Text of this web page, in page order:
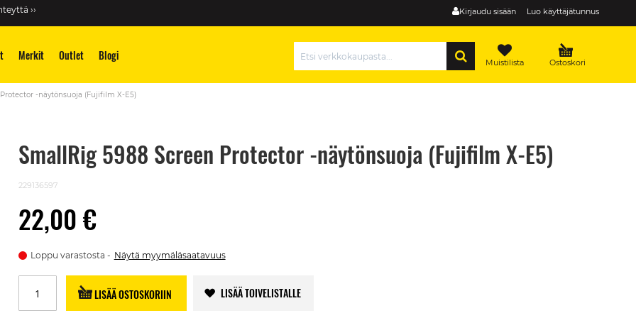
Kirjaudu sisään Luo käyttäjätunnus
››
Merkit Outlet Blogi Ostoskori
Muistilista
-näytönsuoja (Fujifilm X-E5)
SmallRig 5988 Screen Protector -näytönsuoja (Fujifilm X-E5)
229136597
22,00 €
Loppu varastosta Näytä myymäläsaatavuus
LISÄÄ OSTOSKORIIN LISÄÄ TOIVELISTALLE